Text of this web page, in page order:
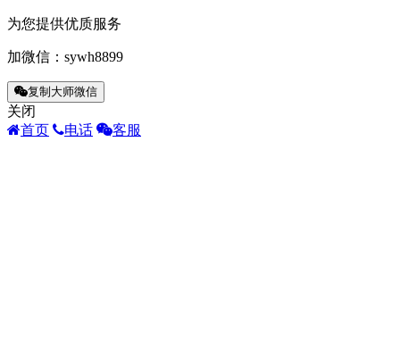
为您提供优质服务
加微信： sywh8899
复制大师微信
关闭
首页
电话 客服